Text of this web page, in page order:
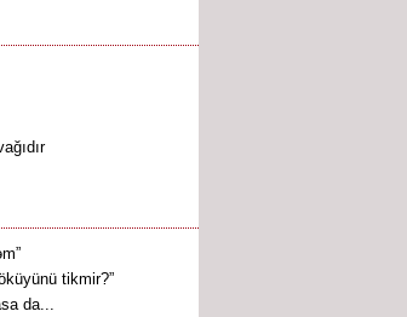
tikmir?”
da...